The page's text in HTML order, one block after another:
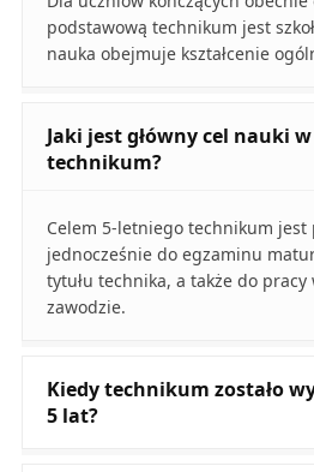
podstawową technikum jest
nauka obejmuje kształcenie
Jaki jest główny cel nauki
technikum?
Celem 5-letniego technikum
jednocześnie do egzaminu
tytułu technika, a także do
zawodzie.
Kiedy technikum zostało
5 lat?